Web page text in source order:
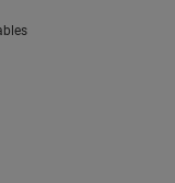
la quantité